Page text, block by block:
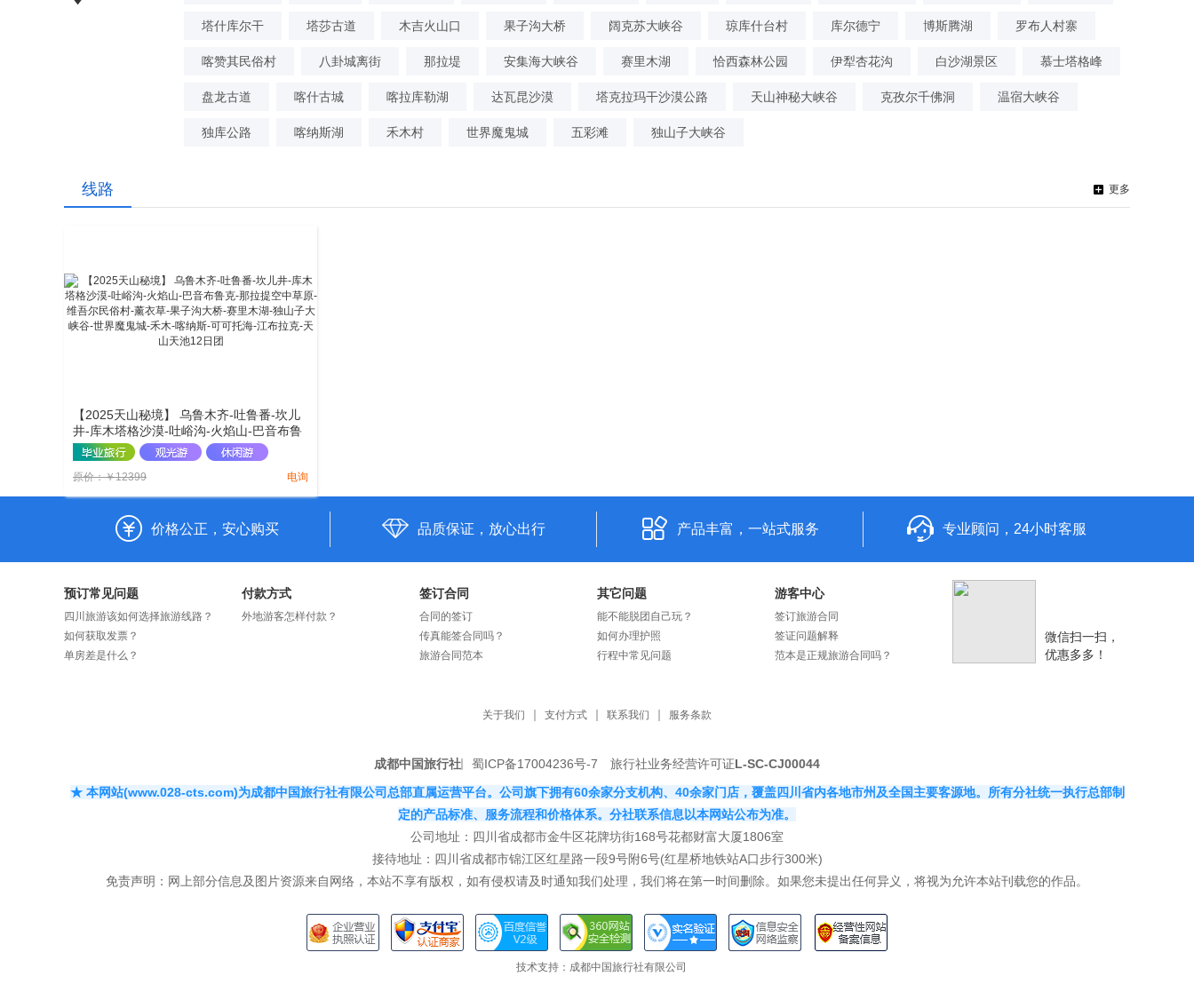
塔什库尔干 塔莎古道 木吉火山口 果子沟大桥 阔克苏大峡谷 琼库什台村 库尔德宁 博斯腾湖 罗布人村寨
喀赞其民俗村 八卦城离街 那拉堤 安集海大峡谷 赛里木湖 恰西森林公园 伊犁杏花沟 白沙湖景区 慕士塔格峰
盘龙古道 喀什古城 喀拉库勒湖 达瓦昆沙漠 塔克拉玛干沙漠公路 天山神秘大峡谷 克孜尔千佛洞 温宿大峡谷
独库公路 喀纳斯湖 禾木村 世界魔鬼城 五彩滩 独山子大峡谷
线路 更多
【2025天山秘境】 乌鲁木齐-吐鲁番-坎儿
井-库木塔格沙漠-吐峪沟-火焰山-巴音布鲁
克-那拉提空中草原-维吾尔民俗村-薰衣草-
果子沟大桥-赛里木湖-独山子大峡谷-世界
魔鬼城-禾木-喀纳斯-可可托海-江布拉克-天
山天池12日团
原价：￥12399 电询
价格公正，安心购买 品质保证，放心出行 产品丰富，一站式服务 专业顾问，24小时客服
预订常见问题
四川旅游该如何选择旅游线路？
如何获取发票？
单房差是什么？
付款方式
外地游客怎样付款？
签订合同
合同的签订
传真能签合同吗？
旅游合同范本
其它问题
能不能脱团自己玩？
如何办理护照
行程中常见问题
游客中心
签订旅游合同
签证问题解释
范本是正规旅游合同吗？
微信扫一扫，
优惠多多！
关于我们 支付方式 联系我们 服务条款
成都中国旅行社 蜀ICP备17004236号-7 旅行社业务经营许可证L-SC-CJ00044
★ 本网站(www.028-cts.com)为成都中国旅行社有限公司总部直属运营平台。公司旗下拥有60余家分支机构、40余家门店，覆盖四川省内各地市州及全国主要客源地。所有分社统一执行总部制
定的产品标准、服务流程和价格体系。分社联系信息以本网站公布为准。
公司地址：四川省成都市金牛区花牌坊街168号花都财富大厦1806室
接待地址：四川省成都市锦江区红星路一段9号附6号(红星桥地铁站A口步行300米)
​免责声明：网上部分信息及图片资源来自网络，本站不享有版权，如有侵权请及时通知我们处理，我们将在第一时间删除。如果您未提出任何异义，将视为允许本站刊载您的作品。
技术支持： 成都中国旅行社有限公司